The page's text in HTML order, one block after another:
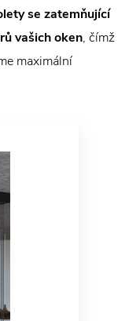
se zatemňující
vašich oken, čímž
maximální